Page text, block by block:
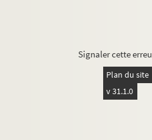
Signaler cette
Plan du site
v 31.1.0